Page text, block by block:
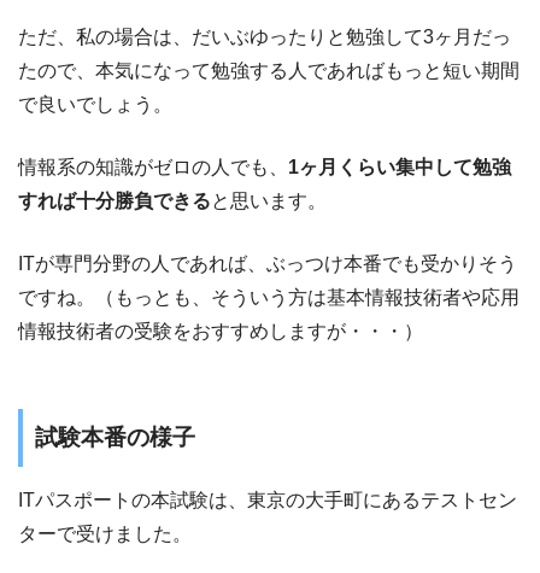
ただ、私の場合は、だいぶゆったりと勉強して3ヶ月だっ
たので、本気になって勉強する人であればもっと短い期間
で良いでしょう。
情報系の知識がゼロの人でも、 1ヶ月くらい集中して勉強
すれば十分勝負できると思います。
ITが専門分野の人であれば、ぶっつけ本番でも受かりそう
ですね。（もっとも、そういう方は基本情報技術者や応用
情報技術者の受験をおすすめしますが・・・）
試験本番の様子
ITパスポートの本試験は、東京の大手町にあるテストセン
ターで受けました。